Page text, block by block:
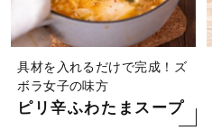
具材を入れるだけで完成！ズ
ボラ女子の味方
ピリ辛ふわたまスープ